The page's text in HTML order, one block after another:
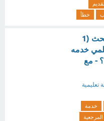
خطأ
من خدمات محركات البحث (1
خدمه
؟ - مع
تعليمية
خدمة
المرجعية